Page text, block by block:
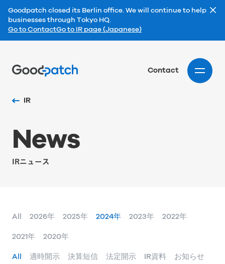
Goodpatch closed its Berlin office. We will continue to help
businesses through Tokyo HQ.
Go to ContactGo to IR page (Japanese)
Contact
IR
News
IRニュース
All 2026年 2025年 2024年 2023年 2022年
2021年 2020年
All 適時開示 決算短信 法定開示 IR資料 お知らせ